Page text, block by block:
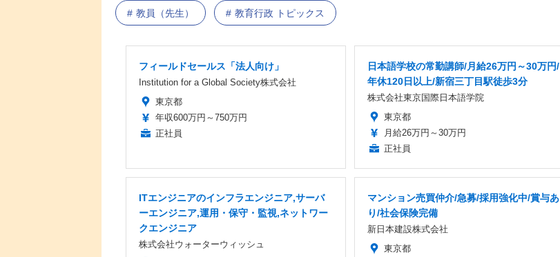
教員（先生） 教育行政 トピックス
フィールドセールス「法人向け」
Institution for a Global Society株式会社
東京都
年収600万円～750万円
正社員
日本語学校の常勤講師/月給26万円～30万円/
年休120日以上/新宿三丁目駅徒歩3分
株式会社東京国際日本語学院
東京都
月給26万円～30万円
正社員
ITエンジニアのインフラエンジニア,サーバ
ーエンジニア,運用・保守・監視,ネットワー
クエンジニア
株式会社ウォーターウィッシュ
マンション売買仲介/急募/採用強化中/賞与あ
り/社会保険完備
新日本建設株式会社
東京都